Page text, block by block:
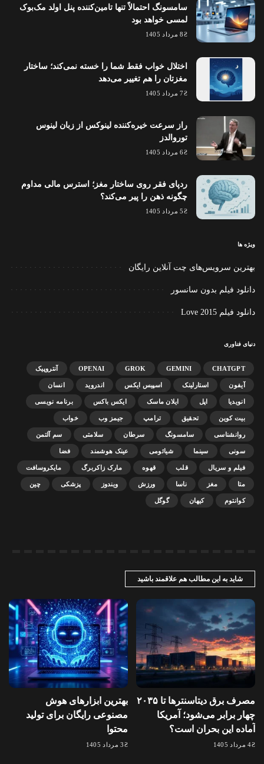
سامسونگ احتمالاً تنها تامین‌کننده پنل اولد مک‌بوک
لمسی خواهد بود
8 مرداد 1405
اختلال خواب فقط شما را خسته نمی‌کند؛ ساختار
مغزتان را هم تغییر می‌دهد
7 مرداد 1405
راز سرعت خیره‌کننده لینوکس از زبان لینوس
توروالدز
6 مرداد 1405
ردپای فقر روی ساختار مغز؛ استرس مالی مداوم
چگونه ذهن را پیر می‌کند؟
5 مرداد 1405
ویژه ها
بهترین سرویس‌های چت آنلاین رایگان
دانلود فیلم بدون سانسور
دانلود فیلم Love 2015
دنیای فناوری
CHATGPT
GEMINI
GROK
OPENAI آنتروپیک
آیفون استارلینک اسپیس ایکس اندروید انسان
انویدیا اپل ایلان ماسک ایکس باکس برنامه نویسی
بیت کوین تحقیق ترامپ جیمز وب خواب
روانشناسی سامسونگ سرطان سلامتی سم آلتمن
سونی سینما شیائومی عینک هوشمند فضا
فیلم و سریال قلب قهوه مارک زاکربرگ مایکروسافت
متا مغز ناسا ورزش ویندوز پزشکی چین
کوانتوم کیهان گوگل
شاید به این مطالب هم علاقمند باشید
مصرف برق دیتاسنترها تا ۲۰۳۵
چهار برابر می‌شود؛ آمریکا
آماده این بحران است؟
4 مرداد 1405
بهترین ابزارهای هوش
مصنوعی رایگان برای تولید
محتوا
3 مرداد 1405